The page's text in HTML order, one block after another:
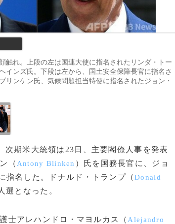
触れ。上段の左は国連大使に指名されたリンダ・トー
インズ氏。下段は左から、国土安全保障長官に指名さ
ンケン氏、気候問題担当特使に指名されたジョン・
次期米大統領は23日、主要閣僚人事を発表
（ Antony Blinken ）氏を国務長官に、ジョ
指名した。ドナルド・トランプ（Donald
選となった。
士アレハンドロ・マヨルカス（ Alejandro